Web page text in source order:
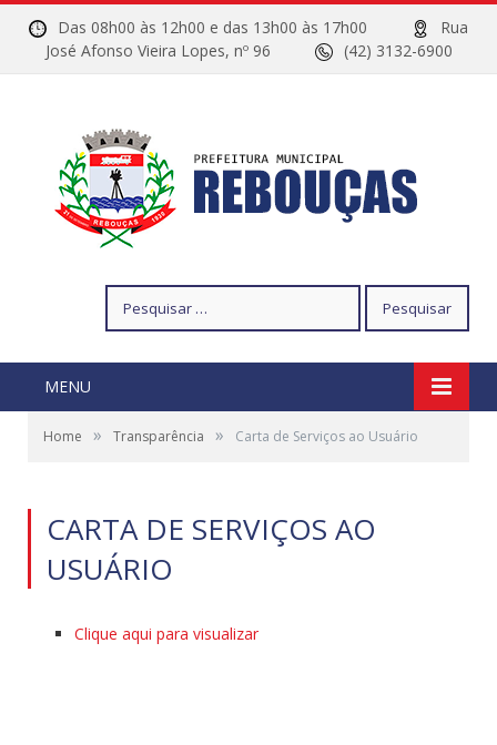
Das 08h00 às 12h00 e das 13h00 às 17h00
Rua
José Afonso Vieira Lopes, nº 96
(42) 3132-6900
por:
MENU
Home » Transparência » Carta de Serviços ao Usuário
CARTA DE SERVIÇOS AO
USUÁRIO
Clique aqui para visualizar